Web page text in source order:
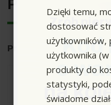
Producent
Producent: Karcher
Dzięki temu,
dostosować
użytkownika
produkty do
statystyki,
świadome
Zrób
Kod
o
na